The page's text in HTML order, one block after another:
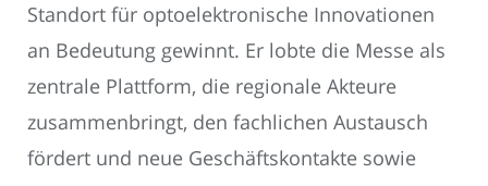
Standort für optoelektronische Innovationen
an Bedeutung gewinnt. Er lobte die Messe als
zentrale Plattform, die regionale Akteure
zusammenbringt, den fachlichen Austausch
fördert und neue Geschäftskontakte sowie